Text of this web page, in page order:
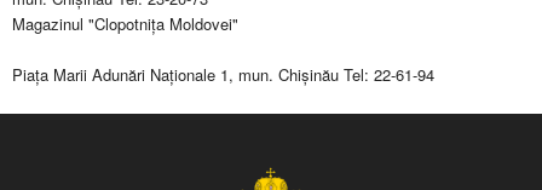
Magazinul "Clopotniţa Moldovei"
Piaţa Marii Adunări Naţionale 1, mun. Chişinău Tel: 22-61-94